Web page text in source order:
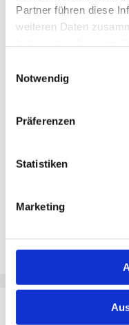
Partner führen diese
weiteren Daten
Notwendig
Präferenzen
Statistiken
Marketing
Standort: